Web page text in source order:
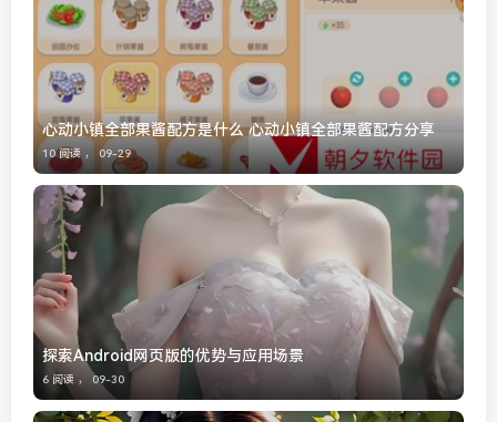
心动小镇全部果酱配方是什么 心动小镇全部果酱配方分享
10 阅读 ， 09-29
探索Android网页版的优势与应用场景
6 阅读 ， 09-30